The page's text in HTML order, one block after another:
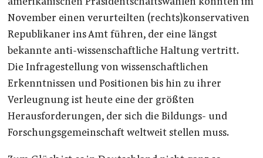
amerikanischen Präsidentschaftswahlen könnten im
November einen verurteilten (rechts)konservativen
Republikaner ins Amt führen, der eine längst
bekannte anti-wissenschaftliche Haltung vertritt.
Die Infragestellung von wissenschaftlichen
Erkenntnissen und Positionen bis hin zu ihrer
Verleugnung ist heute eine der größten
Herausforderungen, der sich die Bildungs- und
Forschungsgemeinschaft weltweit stellen muss.